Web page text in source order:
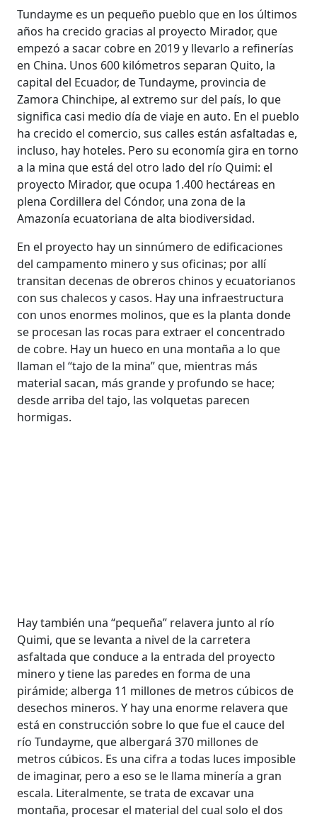
Tundayme es un pequeño pueblo que en los últimos
años ha crecido gracias al proyecto Mirador, que
empezó a sacar cobre en 2019 y llevarlo a refinerías
en China. Unos 600 kilómetros separan Quito, la
capital del Ecuador, de Tundayme, provincia de
Zamora Chinchipe, al extremo sur del país, lo que
significa casi medio día de viaje en auto. En el pueblo
ha crecido el comercio, sus calles están asfaltadas e,
incluso, hay hoteles. Pero su economía gira en torno
a la mina que está del otro lado del río Quimi: el
proyecto Mirador, que ocupa 1.400 hectáreas en
plena Cordillera del Cóndor, una zona de la
Amazonía ecuatoriana de alta biodiversidad.
En el proyecto hay un sinnúmero de edificaciones
del campamento minero y sus oficinas; por allí
transitan decenas de obreros chinos y ecuatorianos
con sus chalecos y casos. Hay una infraestructura
con unos enormes molinos, que es la planta donde
se procesan las rocas para extraer el concentrado
de cobre. Hay un hueco en una montaña a lo que
llaman el “tajo de la mina” que, mientras más
material sacan, más grande y profundo se hace;
desde arriba del tajo, las volquetas parecen
hormigas.
Hay también una “pequeña” relavera junto al río
Quimi, que se levanta a nivel de la carretera
asfaltada que conduce a la entrada del proyecto
minero y tiene las paredes en forma de una
pirámide; alberga 11 millones de metros cúbicos de
desechos mineros. Y hay una enorme relavera que
está en construcción sobre lo que fue el cauce del
río Tundayme, que albergará 370 millones de
metros cúbicos. Es una cifra a todas luces imposible
de imaginar, pero a eso se le llama minería a gran
escala. Literalmente, se trata de excavar una
montaña, procesar el material del cual solo el dos